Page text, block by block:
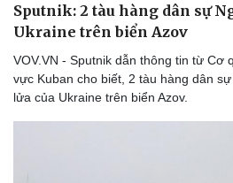
Sputnik: 2 tàu hàng dân sự
Ukraine trên biển Azov
VOV.VN - Sputnik dẫn thông tin từ Cơ
vực Kuban cho biết, 2 tàu hàng dân
lửa của Ukraine trên biển Azov.